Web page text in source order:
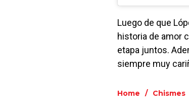
Luego de que
historia de amor
etapa juntos.
siempre muy
Home / Chismes